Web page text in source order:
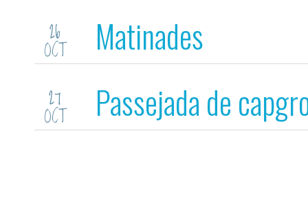
26
OCT Matinades
27
OCT Passejada de